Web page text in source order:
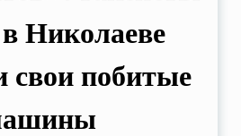
Николаеве
свои побитые